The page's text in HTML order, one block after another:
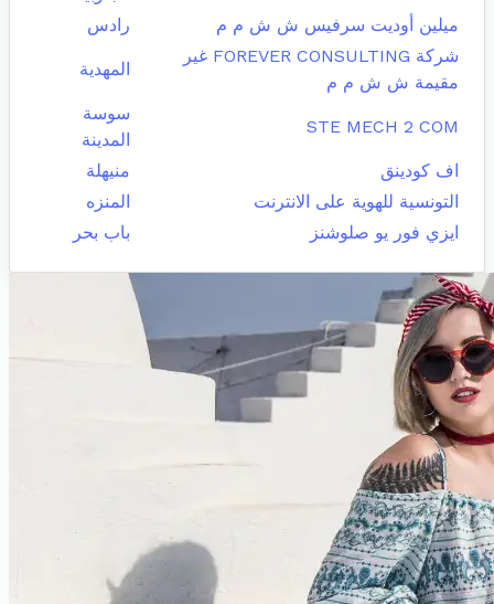
ميلين أوديت سرفيس ش ش م م
رادس
شركة FOREVER CONSULTING غير
مقيمة ش ش م م
المهدية
STE MECH 2 COM
سوسة
المدينة
اف كودينق
منيهلة
التونسية للهوية على الانترنت
المنزه
ايزي فور يو صلوشنز
باب بحر